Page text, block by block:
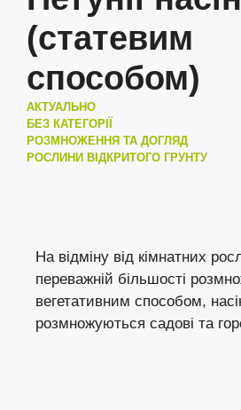
(статевим
способом)
АКТУАЛЬНО
БЕЗ КАТЕГОРІЇ
РОЗМНОЖЕННЯ ТА ДОГЛЯД
РОСЛИНИ ВІДКРИТОГО ГРУНТУ
На відміну від кімнатних
переважній більшості
вегетативним способом,
розмножуються садові та